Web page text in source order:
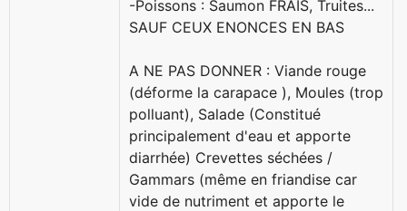
-Poissons : Saumon FRAIS, Truites...
SAUF CEUX ENONCES EN BAS
A NE PAS DONNER : Viande rouge
(déforme la carapace ), Moules (trop
polluant), Salade (Constitué
principalement d'eau et apporte
diarrhée) Crevettes séchées /
Gammars (même en friandise car
vide de nutriment et apporte le